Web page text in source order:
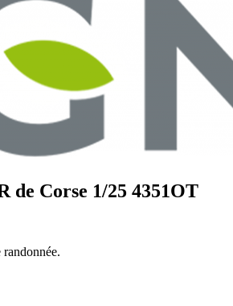
de Corse 1/25 4351OT